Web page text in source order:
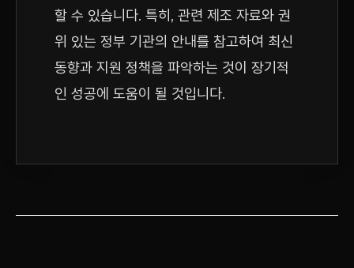
할 수 있습니다. 특히, 관련 제조 자료와 권
위 있는 정부 기관의 안내를 참고하여 최신
동향과 지원 정책을 파악하는 것이 장기적
인 성공에 도움이 될 것입니다.